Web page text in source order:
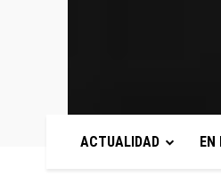
ACTUALIDAD EN